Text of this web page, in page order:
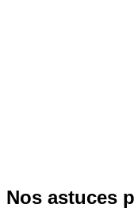
Nos astuces